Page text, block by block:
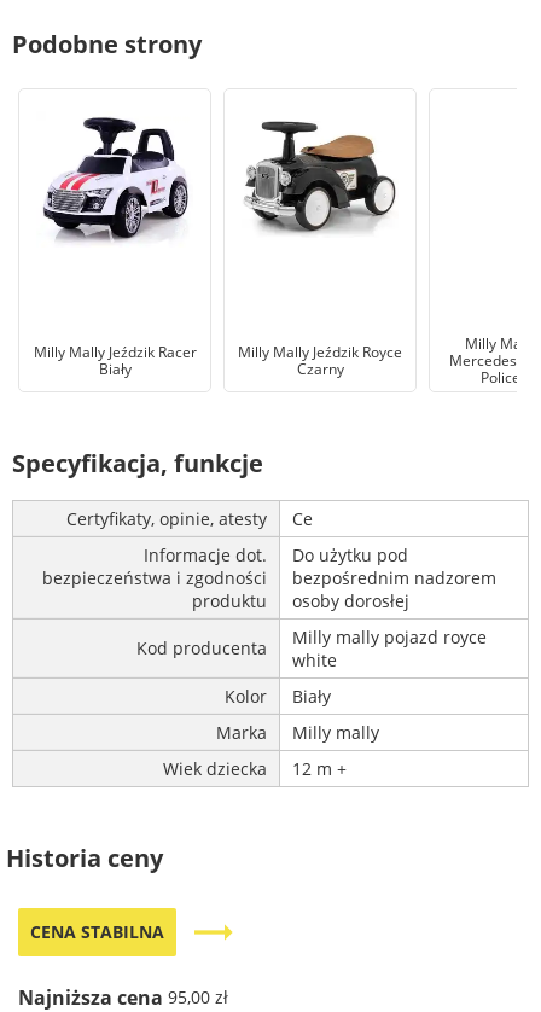
Podobne strony
Milly Mally Jeździk Racer
Biały
Milly Mally Jeździk Royce
Czarny
Milly Mally
Mercedes-
Police
Specyfikacja, funkcje
Certyfikaty, opinie, atesty
Ce
Informacje dot.
bezpieczeństwa i zgodności
produktu
Do użytku pod
bezpośrednim nadzorem
osoby dorosłej
Kod producenta
Milly mally pojazd royce
white
Kolor
Biały
Marka
Milly mally
Wiek dziecka
12 m +
Historia ceny
CENA STABILNA trending_flat
Najniższa cena 95,00 zł